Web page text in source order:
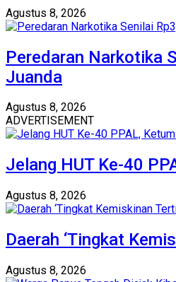
Agustus 8, 2026
Peredaran Narkotika
Juanda
Agustus 8, 2026
ADVERTISEMENT
Jelang HUT Ke-40
Agustus 8, 2026
Daerah ‘Tingkat
Agustus 8, 2026